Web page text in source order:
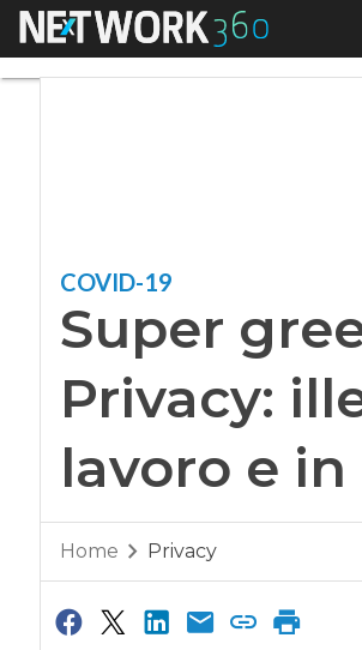
Menu
COVID-19
Super
Privacy:
lavoro e
Home Privacy